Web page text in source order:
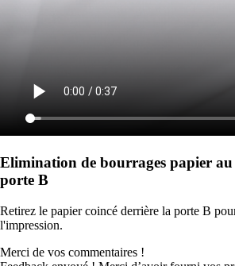
Elimination de bourrages papier au
porte B
Retirez le papier coincé derrière la porte B
l'impression.
Merci de vos commentaires !